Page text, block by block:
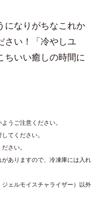
になりがちなこれか
さい！「冷やしユ
ちいい癒しの時間に
うご注意ください。
てください。
さい。
ありますので、冷凍庫には入れ
ェルモイスチャライザー）以外